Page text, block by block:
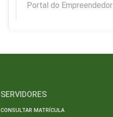
Portal do Empreendedor
SERVIDORES
CONSULTAR MATRÍCULA